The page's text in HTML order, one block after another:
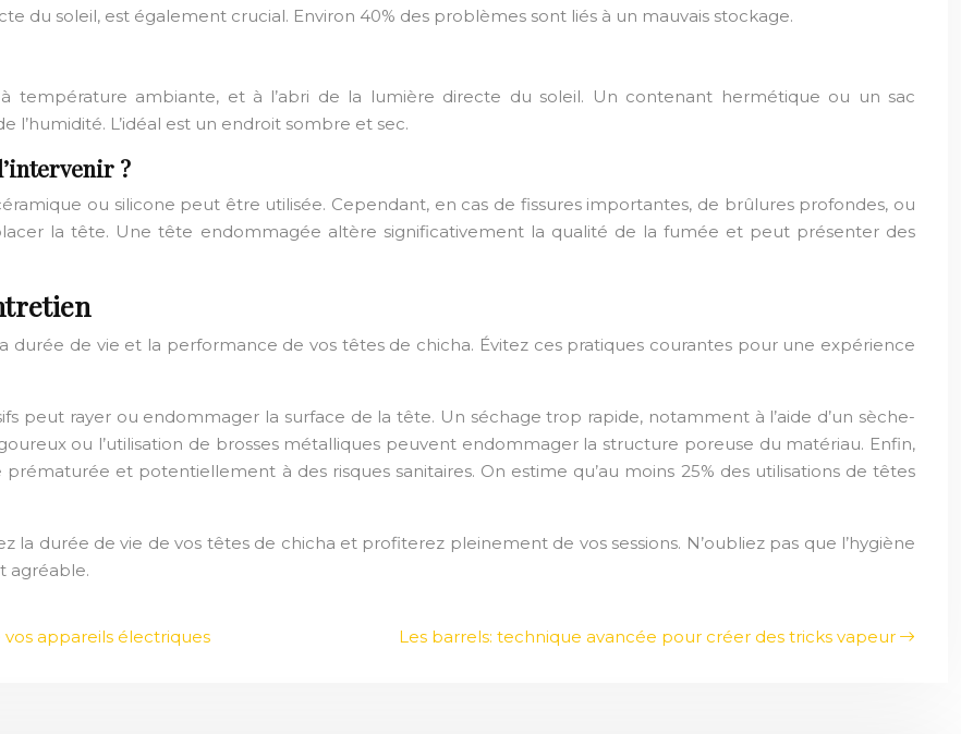
du soleil, est également crucial. Environ 40% des problèmes sont liés à un mauvais stockage.
température ambiante, et à l’abri de la lumière directe du soleil. Un contenant hermétique ou un sac
L’idéal est un endroit sombre et sec.
?
ou silicone peut être utilisée. Cependant, en cas de fissures importantes, de brûlures profondes, ou
la tête. Une tête endommagée altère significativement la qualité de la fumée et peut présenter des
de vie et la performance de vos têtes de chicha. Évitez ces pratiques courantes pour une expérience
peut rayer ou endommager la surface de la tête. Un séchage trop rapide, notamment à l’aide d’un sèche-
ou l’utilisation de brosses métalliques peuvent endommager la structure poreuse du matériau. Enfin,
et potentiellement à des risques sanitaires. On estime qu’au moins 25% des utilisations de têtes
la durée de vie de vos têtes de chicha et profiterez pleinement de vos sessions. N’oubliez pas que l’hygiène
agréable.
appareils électriques Les barrels: technique avancée pour créer des tricks vapeur